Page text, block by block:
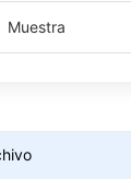
Muestra